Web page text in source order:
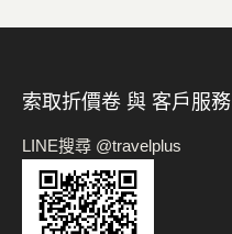
索取折價卷 與 客戶服務
LINE搜尋 @travelplus